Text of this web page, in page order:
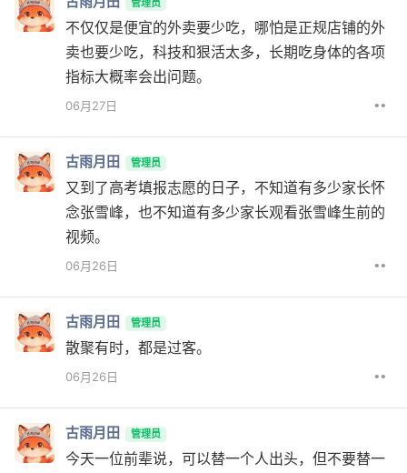
不仅仅是便宜的外卖要少吃，哪怕是正规店铺的外
卖也要少吃，科技和狠活太多，长期吃身体的各项
指标大概率会出问题。
06月27日 ••
古雨月田 管理员
又到了高考填报志愿的日子，不知道有多少家长怀
念张雪峰，也不知道有多少家长观看张雪峰生前的
视频。
06月26日 ••
古雨月田 管理员
散聚有时，都是过客。
06月26日 ••
古雨月田 管理员
今天一位前辈说，可以替一个人出头，但不要替一